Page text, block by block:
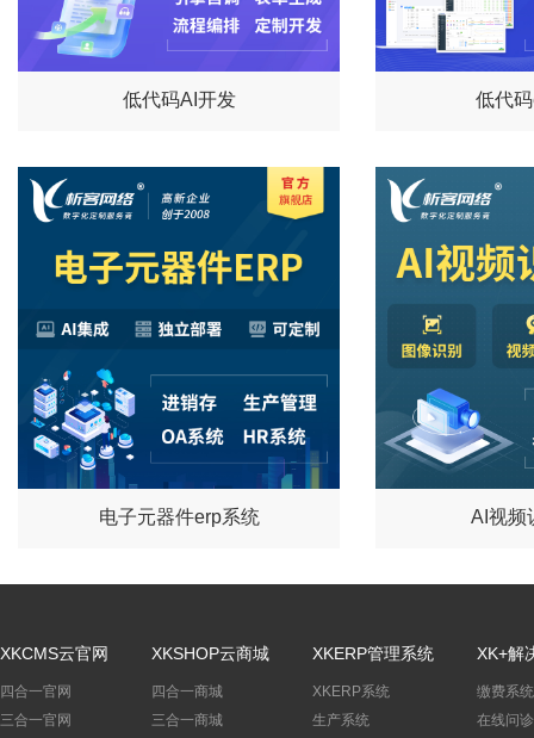
低代码AI开发 低代
电子元器件erp系统 AI视频
XKCMS云官网
四合一官网
三合一官网
XKSHOP云商城
四合一商城
三合一商城
XKERP管理系统
XKERP系统
生产系统
XK+解
缴费系统
在线问